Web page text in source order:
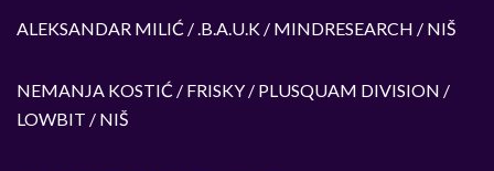
ALEKSANDAR MILIĆ / .B.A.U.K / MINDRESEARCH / NIŠ
NEMANJA KOSTIĆ / FRISKY / PLUSQUAM DIVISION /
LOWBIT / NIŠ